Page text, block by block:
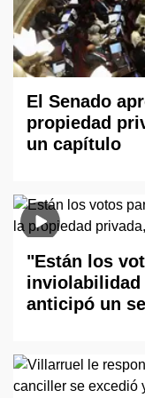
El Senado
propiedad
un capítulo
"Están los
inviolabilidad
anticipó un